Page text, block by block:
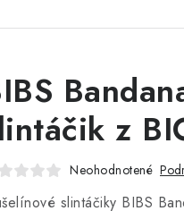
z
Neohodnotené
slintáčiky BIBS